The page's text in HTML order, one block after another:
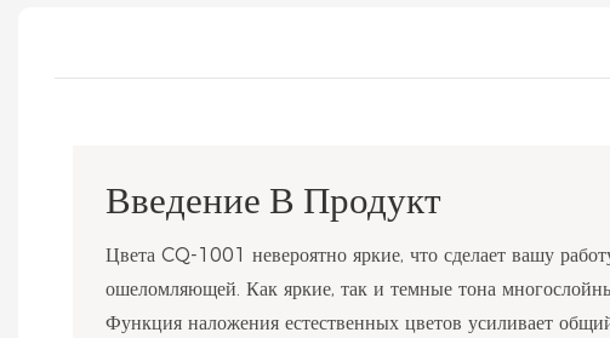
Введение В Продукт
Цвета CQ-1001 невероятно яркие, что сделает вашу
ошеломляющей. Как яркие, так и темные тона
Функция наложения естественных цветов усиливает